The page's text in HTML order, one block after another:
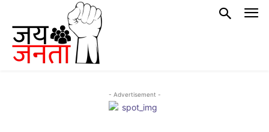
- Advertisement -